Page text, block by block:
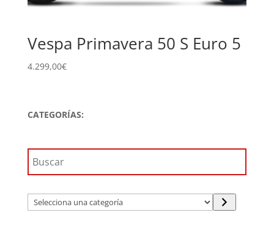
Vespa Primavera 50 S Euro 5
4.299,00€
CATEGORÍAS:
Selecciona
una